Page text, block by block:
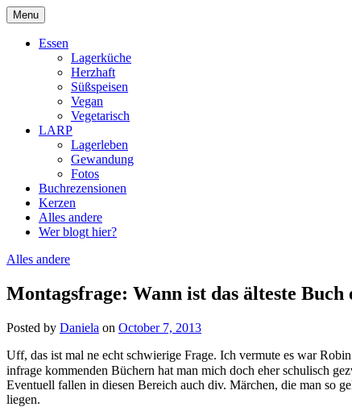
Skip
to
content
DragonDanielas Hobbyblog
Menu
Essen
Lagerküche
Herzhaft
Süßspeisen
Vegan
Vegetarisch
LARP
Lagerleben
Gewandung
Fotos
Buchrezensionen
Kerzen
Alles andere
Wer blogt hier?
Alles andere
Montagsfrage: Wann ist das älteste
Posted by Daniela on October 7, 2013
Uff, das ist mal ne echt schwierige Frage. Ich vermute es war
infrage kommenden Büchern hat man mich doch eher schulisch
Eventuell fallen in diesen Bereich auch div. Märchen, die man so
liegen.